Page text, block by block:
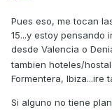
Pues eso, me tocan
15...y estoy pensando
desde Valencia o
tambien hoteles/
Formentera, Ibiza...ire
Si alguno no tiene